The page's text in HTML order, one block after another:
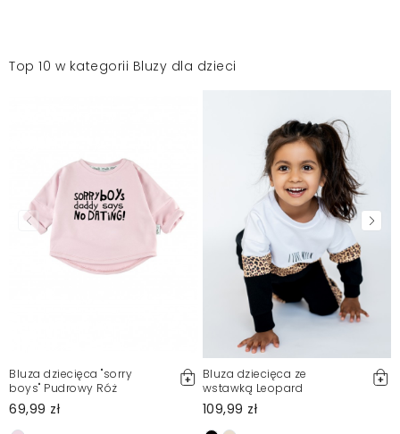
Top 10 w kategorii Bluzy dla dzieci
Bluza dziecięca "sorry
boys" Pudrowy Róż
69,99 zł
Bluza dziecięca ze
wstawką Leopard
109,99 zł